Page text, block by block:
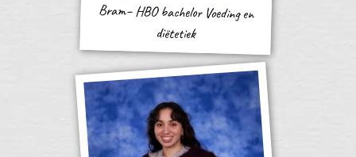
Bram– HBO bachelor Voeding en
diëtetiek